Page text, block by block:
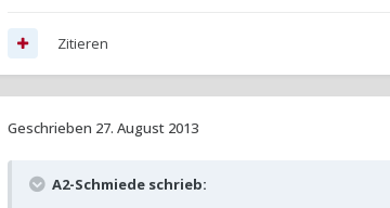
Zitieren
Geschrieben 27. August 2013
A2-Schmiede schrieb: